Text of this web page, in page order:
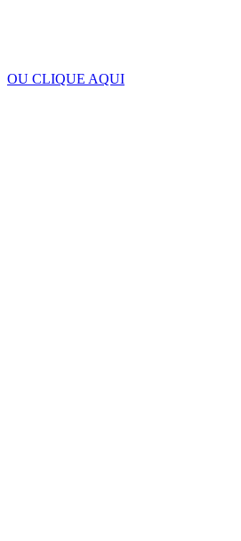
OU CLIQUE AQUI